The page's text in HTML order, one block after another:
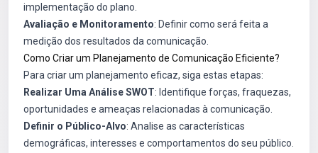
implementação do plano.
Avaliação e Monitoramento: Definir como será feita a
medição dos resultados da comunicação.
Como Criar um Planejamento de Comunicação Eficiente?
Para criar um planejamento eficaz, siga estas etapas:
Realizar Uma Análise SWOT: Identifique forças, fraquezas,
oportunidades e ameaças relacionadas à comunicação.
Definir o Público-Alvo: Analise as características
demográficas, interesses e comportamentos do seu público.